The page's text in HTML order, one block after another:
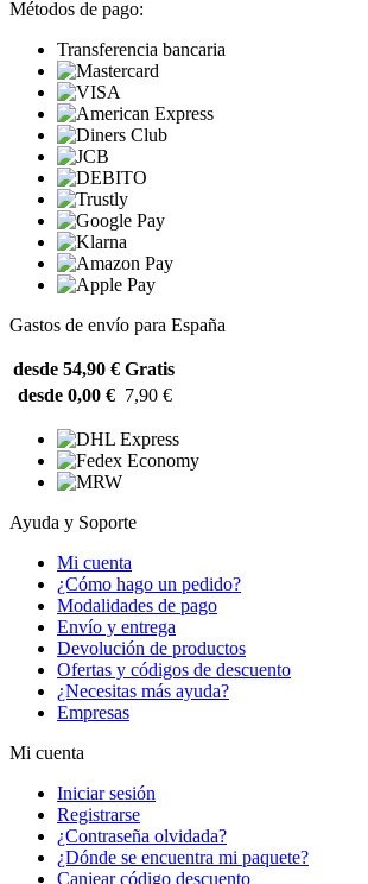
Métodos de pago:
Transferencia bancaria
Gastos de envío para España
desde 54,90 € Gratis
desde 0,00 € 7,90 €
Ayuda y Soporte
Mi cuenta
¿Cómo hago un pedido?
Modalidades de pago
Envío y entrega
Devolución de productos
Ofertas y códigos de descuento
¿Necesitas más ayuda?
Empresas
Mi cuenta
Iniciar sesión
Registrarse
¿Contraseña olvidada?
¿Dónde se encuentra mi paquete?
Canjear código descuento